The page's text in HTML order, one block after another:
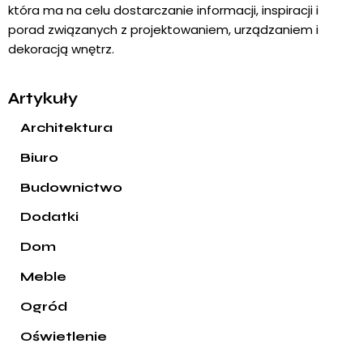
która ma na celu dostarczanie informacji, inspiracji i
porad związanych z projektowaniem, urządzaniem i
dekoracją wnętrz.
Artykuły
Architektura
Biuro
Budownictwo
Dodatki
Dom
Meble
Ogród
Oświetlenie